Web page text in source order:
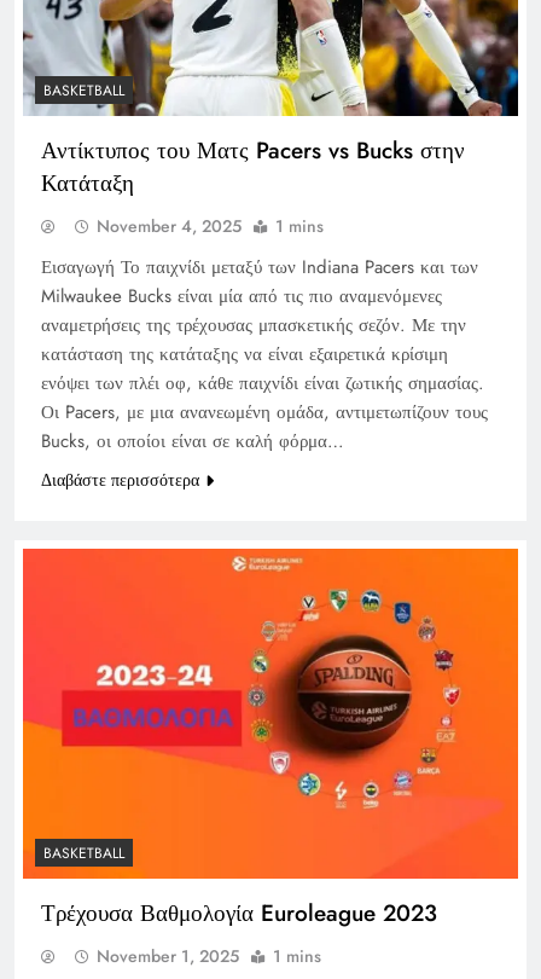
BASKETBALL
Αντίκτυπος του Ματς Pacers vs Bucks στην
Κατάταξη
November 4, 2025 1 mins
Εισαγωγή Το παιχνίδι μεταξύ των Indiana Pacers και των
Milwaukee Bucks είναι μία από τις πιο αναμενόμενες
αναμετρήσεις της τρέχουσας μπασκετικής σεζόν. Με την
κατάσταση της κατάταξης να είναι εξαιρετικά κρίσιμη
ενόψει των πλέι οφ, κάθε παιχνίδι είναι ζωτικής σημασίας.
Οι Pacers, με μια ανανεωμένη ομάδα, αντιμετωπίζουν τους
Bucks, οι οποίοι είναι σε καλή φόρμα…
Διαβάστε περισσότερα
BASKETBALL
Τρέχουσα Βαθμολογία Euroleague 2023
November 1, 2025 1 mins